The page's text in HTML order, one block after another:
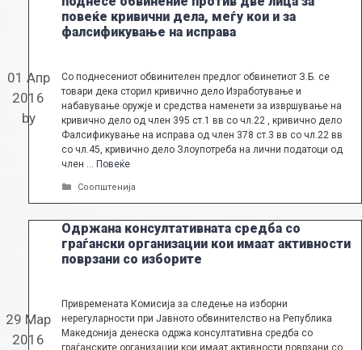
повеќе кривични дела, меѓу кои и за
фалсификување на исправа
01 Апр
2016
by
Со поднесениот обвинителен предлог обвинетиот З.Б. се
товари дека сторил кривично дело Изработување и
набавување оружје и средства наменети за извршување на
кривично дело од член 395 ст.1 вв со чл.22 , кривично дело
Фалсификување на исправа од член 378 ст.3 вв со чл.22 вв
со чл.45, кривично дело Злоупотреба на лични податоци од
член … Повеќе
Categories
Соопштенија
Одржана консултативната средба со
граѓански организации кои имаат активности
поврзани со изборите
29 Мар
2016
Привремената Комисија за следење на изборни
нерегуларности при Јавното обвинителство на Република
Македонија денеска одржа консултативна средба со